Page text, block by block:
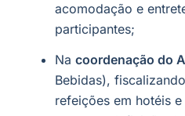
acomodação e
participantes;
Na coordenação do
Bebidas),
refeições em hotéis